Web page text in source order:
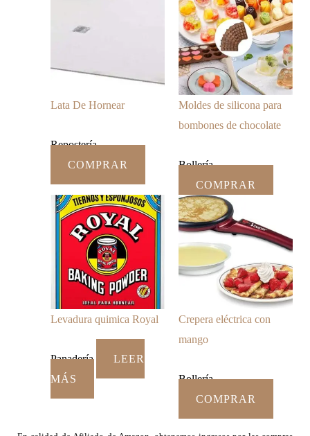
Lata De Hornear
Repostería
COMPRAR
Moldes de silicona para
bombones de chocolate
Bollería
COMPRAR
Levadura quimica Royal
Panadería
LEER
MÁS
Crepera eléctrica con
mango
Bollería
COMPRAR